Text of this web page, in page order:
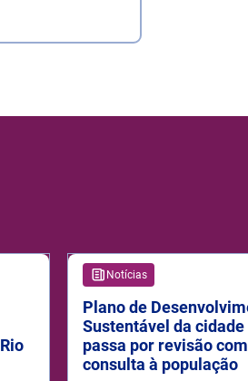
Notícias
Plano de
Sustentável da cidade
passa por revisão com
consulta à população